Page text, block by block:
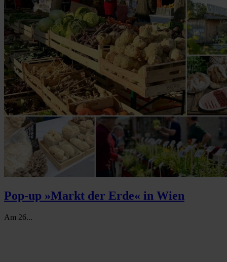
Pop-up »Markt der Erde« in Wien
Am 26...